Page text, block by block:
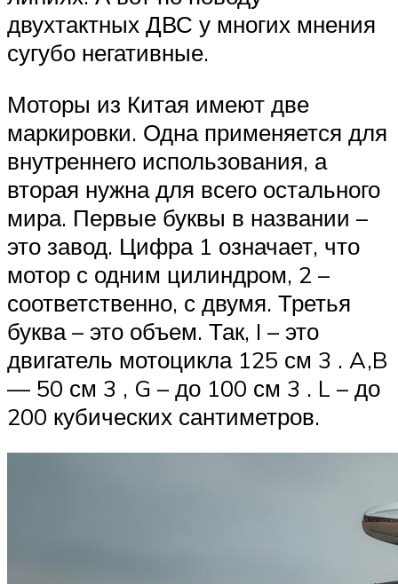
двухтактных ДВС у многих мнения
сугубо негативные.
Моторы из Китая имеют две
маркировки. Одна применяется для
внутреннего использования, а
вторая нужна для всего остального
мира. Первые буквы в названии –
это завод. Цифра 1 означает, что
мотор с одним цилиндром, 2 –
соответственно, с двумя. Третья
буква – это объем. Так, I – это
двигатель мотоцикла 125 см 3 . A,B
— 50 см 3 , G – до 100 см 3 . L – до
200 кубических сантиметров.